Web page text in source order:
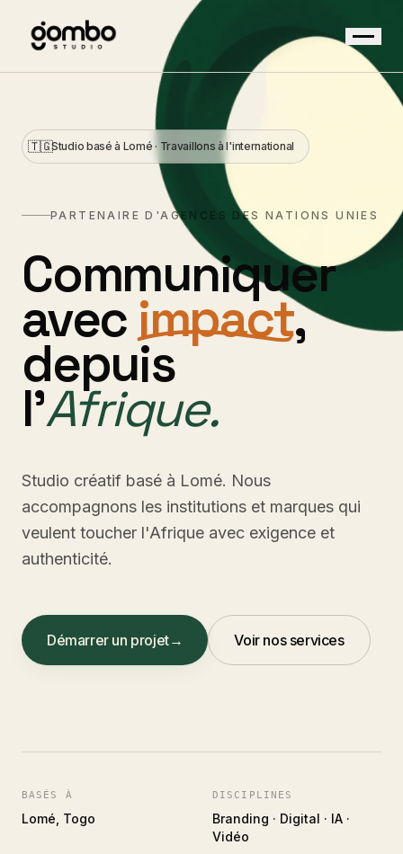
Services
Approche
Contact
🇹🇬Studio basé à Lomé · Travaillons à l'international
PARTENAIRE D'AGENCES DES NATIONS UNIES
Communiquer
avecimpact,
depuis
l'Afrique.
Studio créatif basé à Lomé. Nous
accompagnons les institutions et marques qui
veulent toucher l'Afrique avec exigence et
authenticité.
Démarrer un projet→ Voir nos services
BASÉS À
Lomé, Togo
DISCIPLINES
Branding · Digital · IA ·
Vidéo